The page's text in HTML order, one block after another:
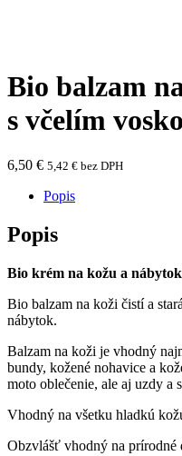
Bio balzam
s včelím
6,50 € 5,42 € bez DPH
Popis
Popis
Bio krém na kožu a
Bio balzam na koži čistí a
nábytok.
Balzam na koži je vhodný
bundy, kožené nohavice a
moto oblečenie, ale aj uzdy a
Vhodný na všetku hladkú
Obzvlášť vhodný na prírodné